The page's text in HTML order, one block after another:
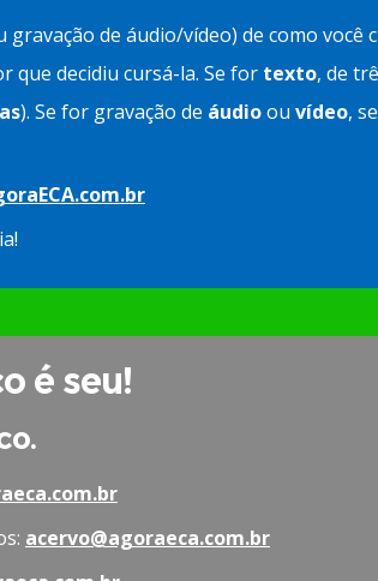
gravação de áudio/vídeo) de como você
que decidiu cursá-la. Se for texto, de
). Se for gravação de áudioou vídeo,
é seu!
acervo@agoraeca.com.br